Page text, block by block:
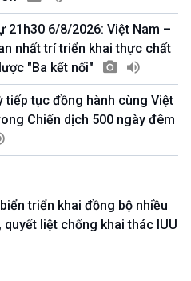
10 phút Sự kiện - Luận bàn
Câu chuyện thời sự
Dòng chảy sự kiện
Đối thoại
Diễn đàn chủ nhật
Chuyện đêm
21h30 6/8/2026: Việt Nam –
nhất trí triển khai thực chất
"Ba kết nối"
tiếp tục đồng hành cùng Việt
Chiến dịch 500 ngày đêm
triển khai đồng bộ nhiều
quyết liệt chống khai thác IUU